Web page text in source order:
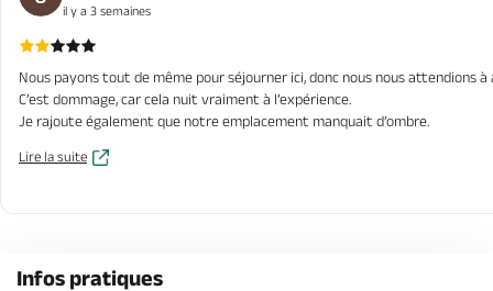
il y a 3 semaines
Nous payons tout de même pour séjourner ici, donc nous nous attendions
C’est dommage, car cela nuit vraiment à l’expérience.
Je rajoute également que notre emplacement manquait d’ombre.
Lire la suite
Infos pratiques